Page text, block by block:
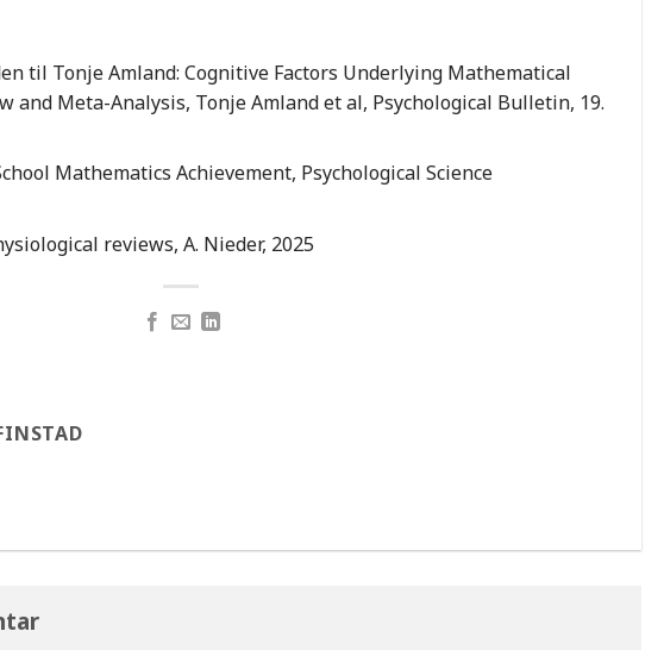
til Tonje Amland: Cognitive Factors Underlying Mathematical
and Meta-Analysis, Tonje Amland et al, Psychological Bulletin, 19.
Mathematics Achievement, Psychological Science
reviews, A. Nieder, 2025